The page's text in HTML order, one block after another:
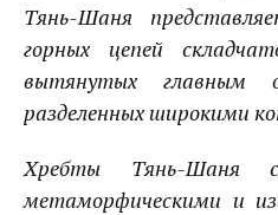
Тянь-Шаня
горных цепей
вытянутых главным
разделенных широкими
Хребты Тянь-Шаня
метаморфическими и